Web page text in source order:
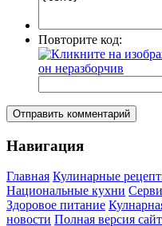
Повторите код:
Отправить комментарий
Навигация
Главная Кулинарные
Национальные кухни
Здоровое питание
новости Полная версия